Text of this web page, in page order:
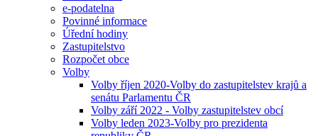
e-podatelna
Povinné informace
Úřední hodiny
Zastupitelstvo
Rozpočet obce
Volby
Volby říjen 2020-Volby do zastupitelstev krajů a
senátu Parlamentu ČR
Volby září 2022 - Volby zastupitelstev obcí
Volby leden 2023-Volby pro prezidenta